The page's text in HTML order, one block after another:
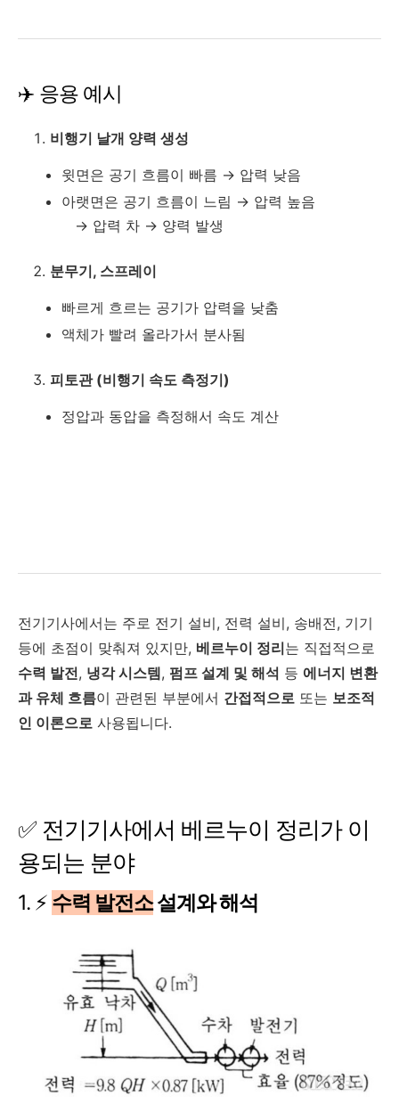
✈️ 응용 예시
비행기 날개 양력 생성
윗면은 공기 흐름이 빠름 → 압력 낮음
아랫면은 공기 흐름이 느림 → 압력 높음
→ 압력 차 → 양력 발생
분무기, 스프레이
빠르게 흐르는 공기가 압력을 낮춤
액체가 빨려 올라가서 분사됨
피토관 (비행기 속도 측정기)
정압과 동압을 측정해서 속도 계산
전기기사에서는 주로 전기 설비, 전력 설비, 송배전, 기기
등에 초점이 맞춰져 있지만, 베르누이 정리는 직접적으로
수력 발전, 냉각 시스템, 펌프 설계 및 해석 등 에너지 변환
과 유체 흐름이 관련된 부분에서 간접적으로 또는 보조적
인 이론으로 사용됩니다.
✅ 전기기사에서 베르누이 정리가 이
용되는 분야
1. ⚡ 수력 발전소설계와 해석